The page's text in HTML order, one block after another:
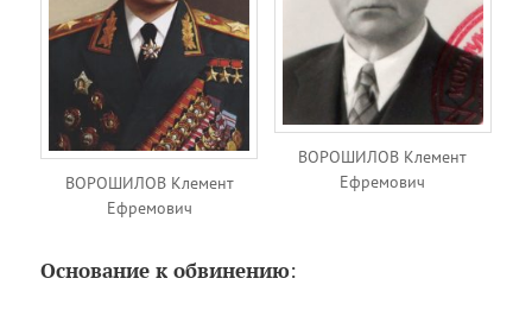
ВОРОШИЛОВ Клемент
Ефремович
ВОРОШИЛОВ Клемент
Ефремович
Основание к обвинению: